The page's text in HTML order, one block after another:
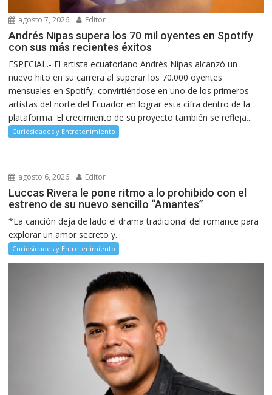
agosto 7, 2026 Editor
Andrés Nipas supera los 70 mil oyentes en Spotify
con sus más recientes éxitos
ESPECIAL.- El artista ecuatoriano Andrés Nipas alcanzó un
nuevo hito en su carrera al superar los 70.000 oyentes
mensuales en Spotify, convirtiéndose en uno de los primeros
artistas del norte del Ecuador en lograr esta cifra dentro de la
plataforma. El crecimiento de su proyecto también se refleja...
Curiosidades y Entretenimiento
agosto 6, 2026 Editor
Luccas Rivera le pone ritmo a lo prohibido con el
estreno de su nuevo sencillo “Amantes”
*La canción deja de lado el drama tradicional del romance para
explorar un amor secreto y...
Curiosidades y Entretenimiento